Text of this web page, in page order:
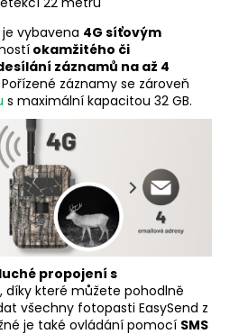
je vybavena 4G síťovým
okamžitého či
záznamů na až 4
Pořízené záznamy se zároveň
s maximální kapacitou 32 GB.
propojení s
, díky které můžete pohodlně
všechny fotopasti EasySend z
je také ovládání pomocí SMS